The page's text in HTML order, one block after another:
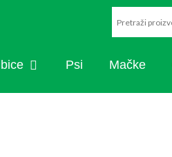
OPEN RIBICE
Psi Mačke